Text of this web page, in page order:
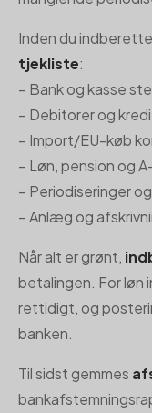
Inden du
tjekliste:
– Bank og kasse
– Debitorer og
– Import/EU-køb
– Løn, pension og
– Periodiseringer
– Anlæg og
Når alt er grønt,
betalingen. For løn
rettidigt, og
banken.
Til sidst gemmes